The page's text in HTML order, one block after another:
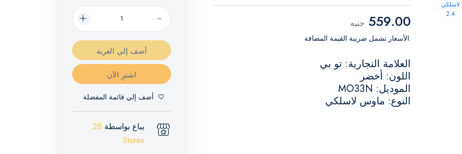
559.00 جنيه
.الأسعار تشمل ضريبة القيمة المضافة
العلامة التجارية: تو بي
اللون: أخضر
الموديل: MO33N
النوع: ماوس لاسلكي
أضف إلي العربة
اشترِ الآن
أضف إلي قائمة المفضلة
يباع بواسطة 2B
Stores